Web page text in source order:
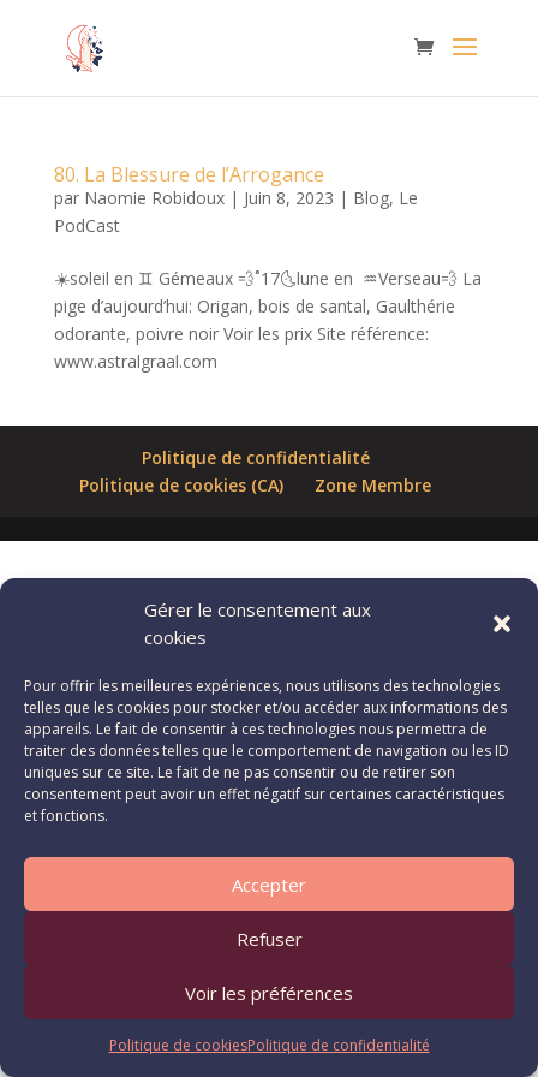
Gérer le consentement aux
cookies
Pour offrir les meilleures expériences, nous utilisons des technologies
telles que les cookies pour stocker et/ou accéder aux informations des
appareils. Le fait de consentir à ces technologies nous permettra de
traiter des données telles que le comportement de navigation ou les ID
uniques sur ce site. Le fait de ne pas consentir ou de retirer son
consentement peut avoir un effet négatif sur certaines caractéristiques
et fonctions.
Accepter
Refuser
Voir les préférences
Politique de cookiesPolitique de confidentialité
80. La Blessure de l’Arrogance
par Naomie Robidoux| Juin 8, 2023 | Blog, Le
PodCast
☀️soleil en ♊️ Gémeaux 💨˚17🌜lune en ♒️Verseau💨 La
pige d’aujourd’hui: Origan, bois de santal, Gaulthérie
odorante, poivre noir Voir les prix Site référence:
⁠www.astralgraal.com⁠
Politique de confidentialité
Politique de cookies (CA)
Zone Membre